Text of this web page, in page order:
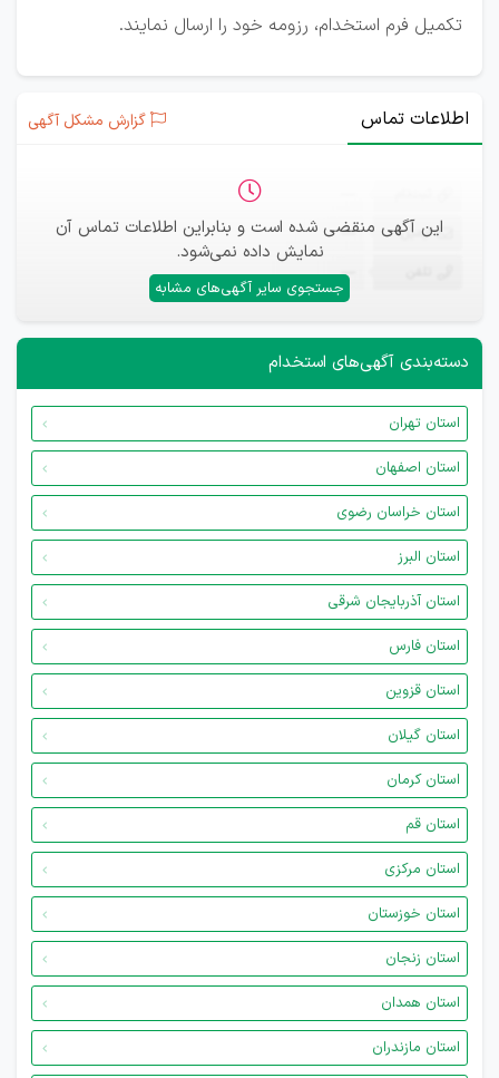
تکمیل فرم استخدام، رزومه خود را ارسال نمایند.
اطلاعات تماس گزارش مشکل آگهی
این آگهی منقضی شده است و بنابراین اطلاعات تماس آن
نمایش داده نمی‌شود.
جستجوی سایر آگهی‌های مشابه
ایمیل —
—
دسته‌بندی آگهی‌های استخدام
استان تهران
استان اصفهان
استان خراسان رضوی
استان البرز
استان آذربایجان شرقی
استان فارس
استان قزوین
استان گیلان
استان کرمان
استان قم
استان مرکزی
استان خوزستان
استان زنجان
استان همدان
استان مازندران